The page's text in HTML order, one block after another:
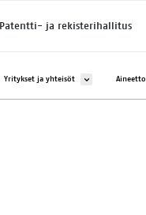
Patentti- ja rekisterihallitus
Yritykset ja yhteisöt Avaa alavalikko